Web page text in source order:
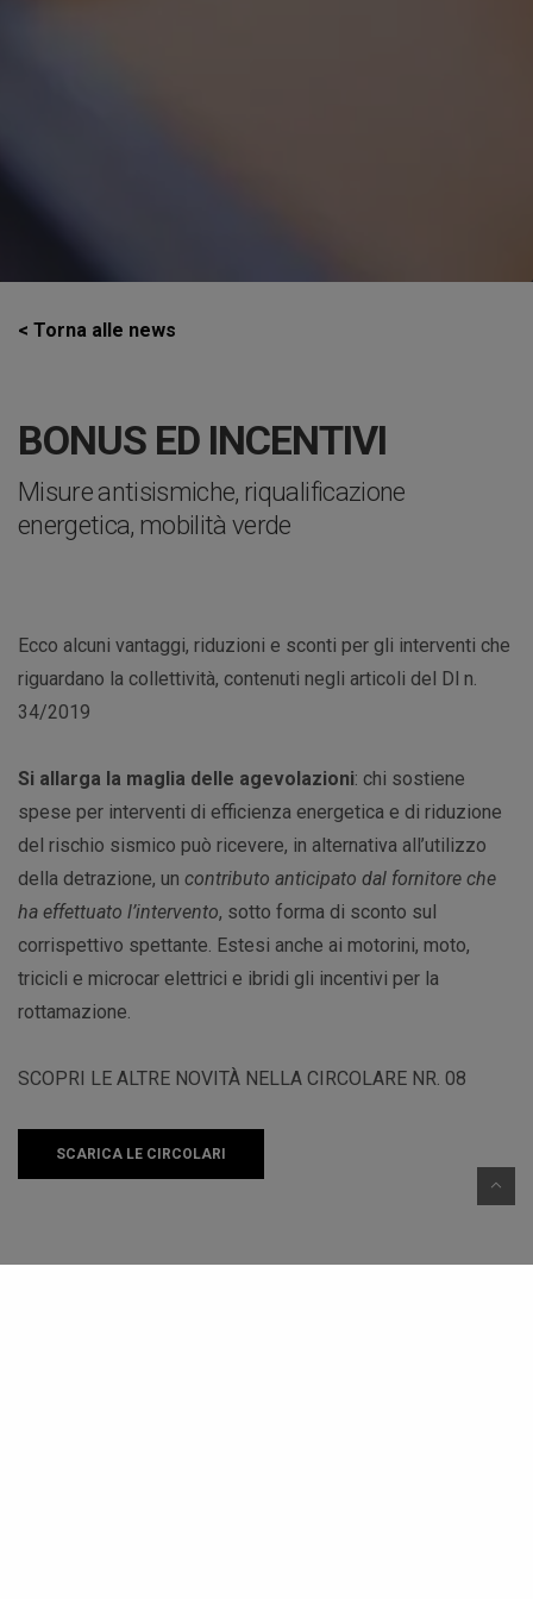
< Torna alle news
BONUS ED INCENTIVI
Misure antisismiche, riqualificazione
energetica, mobilità verde
Ecco alcuni vantaggi, riduzioni e sconti per gli interventi che
riguardano la collettività, contenuti negli articoli del Dl n.
34/2019
Si allarga la maglia delle agevolazioni: chi sostiene
spese per interventi di efficienza energetica e di riduzione
del rischio sismico può ricevere, in alternativa all’utilizzo
della detrazione, uncontributo anticipato dal fornitore che
ha effettuato l’intervento, sotto forma di sconto sul
corrispettivo spettante. Estesi anche ai motorini, moto,
tricicli e microcar elettrici e ibridi gli incentivi per la
rottamazione.
SCOPRI LE ALTRE NOVITÀ NELLA CIRCOLARE NR. 08
SCARICA LE CIRCOLARI